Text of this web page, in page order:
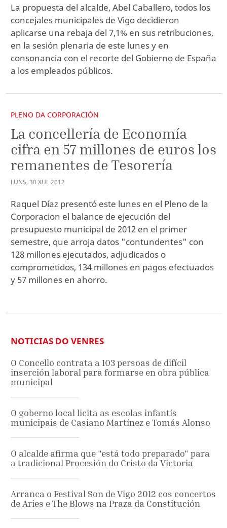
La propuesta del alcalde, Abel Caballero, todos los
concejales municipales de Vigo decidieron
aplicarse una rebaja del 7,1% en sus retribuciones,
en la sesión plenaria de este lunes y en
consonancia con el recorte del Gobierno de España
a los empleados públicos.
PLENO DA CORPORACIÓN
La concellería de Economía
cifra en 57 millones de euros los
remanentes de Tesorería
LUNS, 30 XUL2012
Raquel Díaz presentó este lunes en el Pleno de la
Corporacion el balance de ejecución del
presupuesto municipal de 2012 en el primer
semestre, que arroja datos "contundentes" con
128 millones ejecutados, adjudicados o
comprometidos, 134 millones en pagos efectuados
y 57 millones en ahorro.
NOTICIAS DO VENRES
O Concello contrata a 103 persoas de difícil
inserción laboral para formarse en obra pública
municipal
O goberno local licita as escolas infantís
municipais de Casiano Martínez e Tomás Alonso
O alcalde afirma que "está todo preparado" para
a tradicional Procesión do Cristo da Victoria
Arranca o Festival Son de Vigo 2012 cos concertos
de Aries e The Blows na Praza da Constitución